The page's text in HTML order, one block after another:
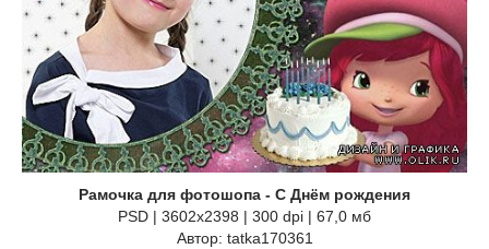
Рамочка для фотошопа - С Днём рождения
PSD | 3602х2398 | 300 dpi | 67,0 мб
Автор: tatka170361